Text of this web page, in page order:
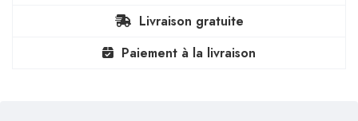
Livraison gratuite
Paiement à la livraison